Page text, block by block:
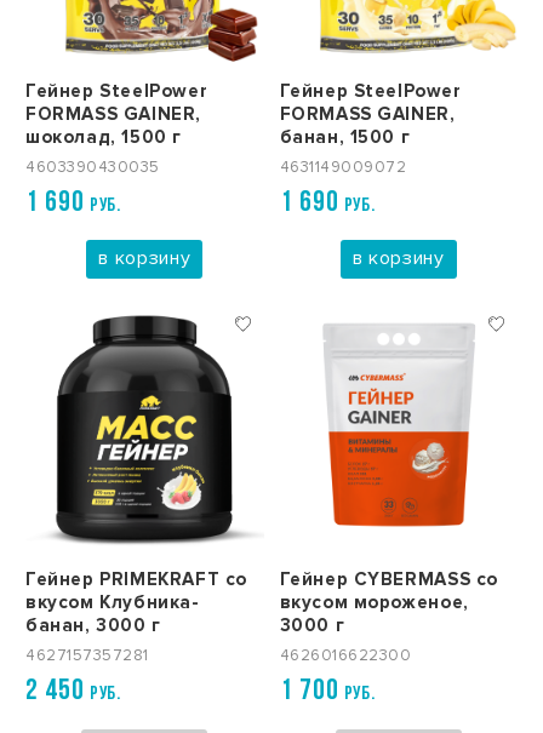
Гейнер SteelPower
FORMASS GAINER,
шоколад, 1500 г
4603390430035
1 690 РУБ.
в корзину
Гейнер SteelPower
FORMASS GAINER,
банан, 1500 г
4631149009072
1 690 РУБ.
в корзину
Гейнер PRIMEKRAFT со
вкусом Клубника-
банан, 3000 г
4627157357281
2 450 РУБ.
Гейнер CYBERMASS со
вкусом мороженое,
3000 г
4626016622300
1 700 РУБ.